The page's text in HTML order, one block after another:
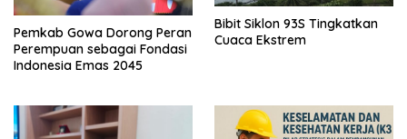
Pemkab Gowa Dorong Peran
Perempuan sebagai Fondasi
Indonesia Emas 2045
Bibit Siklon 93S Tingkatkan
Cuaca Ekstrem